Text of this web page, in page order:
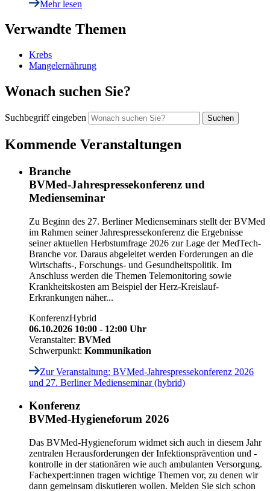
Mehr lesen
Verwandte Themen
Krebs
Mangelernährung
Wonach suchen Sie?
Suchbegriff eingeben
Kommende Veranstaltungen
Branche
BVMed-Jahrespressekonferenz und
Medienseminar
Zu Beginn des 27. Berliner Medienseminars stellt der BVMed
im Rahmen seiner Jahrespressekonferenz die Ergebnisse
seiner aktuellen Herbstumfrage 2026 zur Lage der MedTech-
Branche vor. Daraus abgeleitet werden Forderungen an die
Wirtschafts-, Forschungs- und Gesundheitspolitik. Im
Anschluss werden die Themen Telemonitoring sowie
Krankheitskosten am Beispiel der Herz-Kreislauf-
Erkrankungen näher...
KonferenzHybrid
06.10.2026 10:00 - 12:00 Uhr
Veranstalter: BVMed
Schwerpunkt: Kommunikation
Zur Veranstaltung: BVMed-Jahrespressekonferenz 2026
und 27. Berliner Medienseminar (hybrid)
Konferenz
BVMed-Hygieneforum 2026
Das BVMed-Hygieneforum widmet sich auch in diesem Jahr
zentralen Herausforderungen der Infektionsprävention und -
kontrolle in der stationären wie auch ambulanten Versorgung.
Fachexpert:innen tragen wichtige Themen vor, zu denen wir
dann gemeinsam diskutieren wollen. Melden Sie sich schon